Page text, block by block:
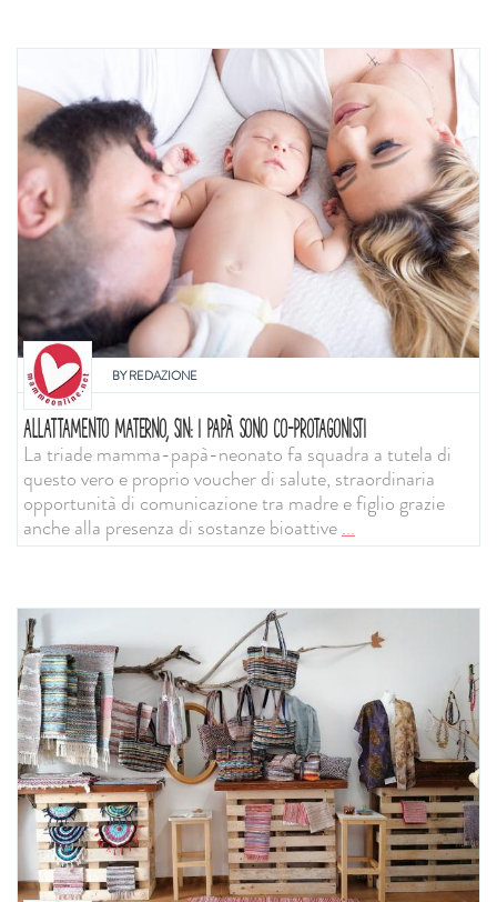
BYREDAZIONE
ALLATTAMENTO MATERNO, SIN: I PAPÀ SONO CO-PROTAGONISTI
La triade mamma-papà-neonato fa squadra a tutela di
questo vero e proprio voucher di salute, straordinaria
opportunità di comunicazione tra madre e figlio grazie
anche alla presenza di sostanze bioattive...